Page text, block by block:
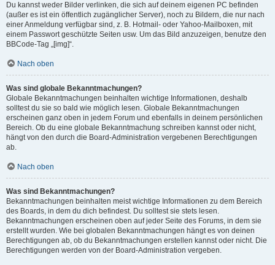
Du kannst weder Bilder verlinken, die sich auf deinem eigenen PC befinden
(außer es ist ein öffentlich zugänglicher Server), noch zu Bildern, die nur nach
einer Anmeldung verfügbar sind, z. B. Hotmail- oder Yahoo-Mailboxen, mit
einem Passwort geschützte Seiten usw. Um das Bild anzuzeigen, benutze den
BBCode-Tag „[img]“.
Nach oben
Was sind globale Bekanntmachungen?
Globale Bekanntmachungen beinhalten wichtige Informationen, deshalb
solltest du sie so bald wie möglich lesen. Globale Bekanntmachungen
erscheinen ganz oben in jedem Forum und ebenfalls in deinem persönlichen
Bereich. Ob du eine globale Bekanntmachung schreiben kannst oder nicht,
hängt von den durch die Board-Administration vergebenen Berechtigungen
ab.
Nach oben
Was sind Bekanntmachungen?
Bekanntmachungen beinhalten meist wichtige Informationen zu dem Bereich
des Boards, in dem du dich befindest. Du solltest sie stets lesen.
Bekanntmachungen erscheinen oben auf jeder Seite des Forums, in dem sie
erstellt wurden. Wie bei globalen Bekanntmachungen hängt es von deinen
Berechtigungen ab, ob du Bekanntmachungen erstellen kannst oder nicht. Die
Berechtigungen werden von der Board-Administration vergeben.